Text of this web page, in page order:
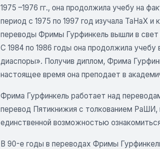
1975 –1976 гг., она продолжила учебу на
период с 1975 по 1997 год изучала ТаНаХ
переводы Фримы Гурфинкель вышли в свет
С 1984 по 1986 годы она продолжила
диаспоры». Получив диплом, Фрима
настоящее время она преподает в
Фрима Гурфинкель работает над
перевод Пятикнижия с толкованием РаШИ,
единственной возможностью
В 90-е годы в переводах Фримы